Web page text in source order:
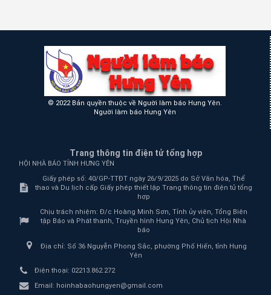
© 2022 Bản quyền thuộc về Người làm báo Hưng Yên.
Người làm báo Hưng Yên
Trang thông tin điện tử tổng hợp
HỘI NHÀ BÁO TỈNH HƯNG YÊN
Giấy phép số: 40/GP-TTĐT ngày 26/9/2025 do Sở Văn hóa, Thể
thao và Du lịch cấp Giấy phép thiết lập Trang thông tin điện tử tổng
hợp
Chịu trách nhiệm: Đ/c Hoàng Minh Sơn, Tỉnh ủy viên, Tổng Biên
tập Báo và Phát thanh, Truyền hình Hưng Yên, Chủ tịch Hội Nhà
báo
Địa chỉ: Số 36 Nguyễn Phong Sắc, phường Phố Hiến, tỉnh Hưng
Yên
Điện thoại: 02213.862.272
Email: hoinhabaohungyen@gmail.com